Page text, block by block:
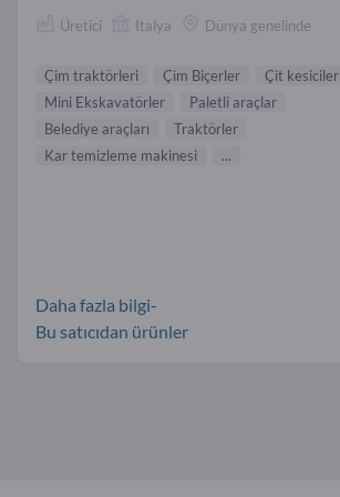
Üretici Italya Dünya genelinde
Çim traktörleri Çim Biçerler
Çit kesiciler
Mini Ekskavatörler
Paletli araçlar
Belediye araçları
Traktörler
Kar temizleme makinesi
...
Daha fazla bilgi-
Bu satıcıdan ürünler